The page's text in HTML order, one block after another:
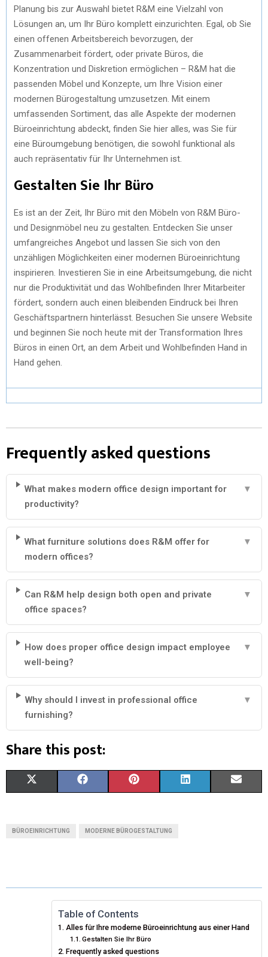
Planung bis zur Auswahl bietet R&M eine Vielzahl von
Lösungen an, um Ihr Büro komplett einzurichten. Egal, ob Sie
einen offenen Arbeitsbereich bevorzugen, der
Zusammenarbeit fördert, oder private Büros, die
Konzentration und Diskretion ermöglichen – R&M hat die
passenden Möbel und Konzepte, um Ihre Vision einer
modernen Bürogestaltung umzusetzen. Mit einem
umfassenden Sortiment, das alle Aspekte der modernen
Büroeinrichtung abdeckt, finden Sie hier alles, was Sie für
eine Büroumgebung benötigen, die sowohl funktional als
auch repräsentativ für Ihr Unternehmen ist.
Gestalten Sie Ihr Büro
Es ist an der Zeit, Ihr Büro mit den Möbeln von R&M Büro-
und Designmöbel neu zu gestalten. Entdecken Sie unser
umfangreiches Angebot und lassen Sie sich von den
unzähligen Möglichkeiten einer modernen Büroeinrichtung
inspirieren. Investieren Sie in eine Arbeitsumgebung, die nicht
nur die Produktivität und das Wohlbefinden Ihrer Mitarbeiter
fördert, sondern auch einen bleibenden Eindruck bei Ihren
Geschäftspartnern hinterlässt. Besuchen Sie unsere Website
und beginnen Sie noch heute mit der Transformation Ihres
Büros in einen Ort, an dem Arbeit und Wohlbefinden Hand in
Hand gehen.
Frequently asked questions
What makes modern office design important for
productivity?
▼
What furniture solutions does R&M offer for
modern offices?
▼
Can R&M help design both open and private
office spaces?
▼
How does proper office design impact employee
well-being?
▼
Why should I invest in professional office
furnishing?
▼
Share this post:
T O
O
K
R
S
T
D
N
BÜROEINRICHTUNG MODERNE BÜROGESTALTUNG
Table of Contents
Alles für Ihre moderne Büroeinrichtung aus einer Hand
Gestalten Sie Ihr Büro
Frequently asked questions